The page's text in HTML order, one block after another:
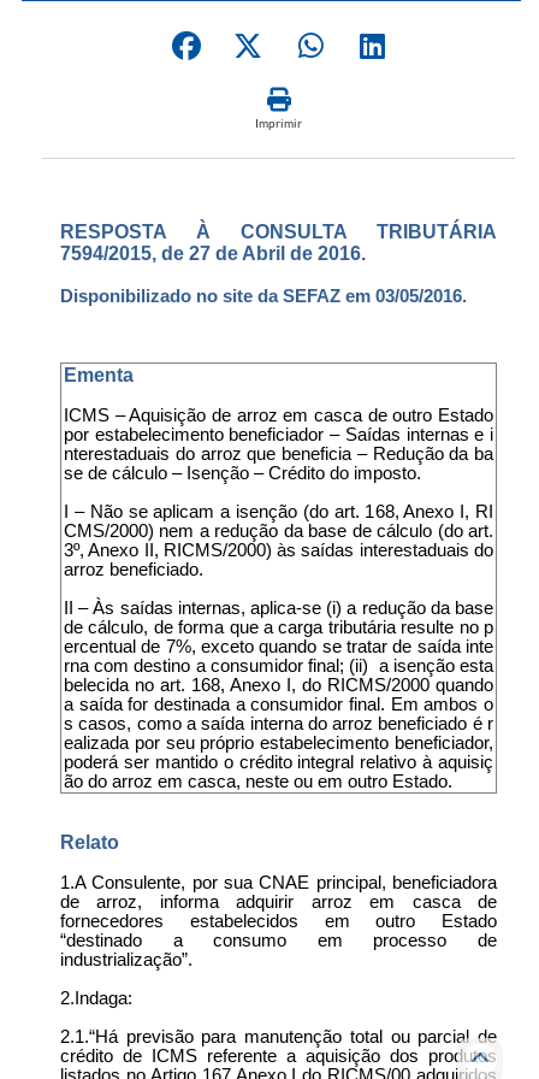
Imprimir
RESPOSTA À CONSULTA TRIBUTÁRIA
7594/2015, de 27 de Abril de 2016.
Disponibilizado no site da SEFAZ em 03/05/2016.
Ementa
ICMS – Aquisição de arroz em casca de outro Estado
por estabelecimento beneficiador – Saídas internas e i
nterestaduais do arroz que beneficia – Redução da ba
se de cálculo – Isenção – Crédito do imposto.
I – Não se aplicam a isenção (do art. 168, Anexo I, RI
CMS/2000) nem a redução da base de cálculo (do art.
3º, Anexo II, RICMS/2000) às saídas interestaduais do
arroz beneficiado.
II – Às saídas internas, aplica-se (i) a redução da base
de cálculo, de forma que a carga tributária resulte no p
ercentual de 7%, exceto quando se tratar de saída inte
rna com destino a consumidor final; (ii) a isenção esta
belecida no art. 168, Anexo I, do RICMS/2000 quando
a saída for destinada a consumidor final. Em ambos o
s casos, como a saída interna do arroz beneficiado é r
ealizada por seu próprio estabelecimento beneficiador,
poderá ser mantido o crédito integral relativo à aquisiç
ão do arroz em casca, neste ou em outro Estado.
Relato
1.A Consulente, por sua CNAE principal, beneficiadora
de arroz, informa adquirir arroz em casca de
fornecedores estabelecidos em outro Estado
“destinado a consumo em processo de
industrialização”.
2.Indaga:
2.1.“Há previsão para manutenção total ou parcial de
crédito de ICMS referente a aquisição dos produtos